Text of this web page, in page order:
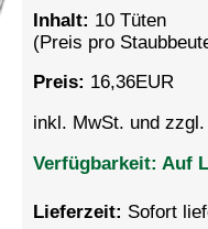
Inhalt: 10 Tüten
(Preis pro
Preis: 16,36EUR
inkl. MwSt. und
Verfügbarkeit: Auf
Lieferzeit: Sofort